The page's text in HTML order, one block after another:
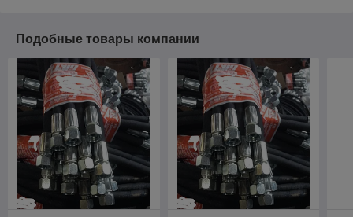
Подобные товары компании